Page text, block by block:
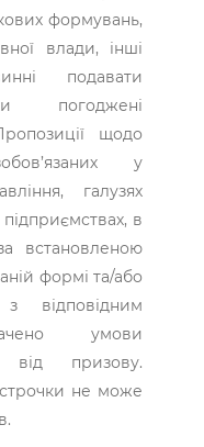
формувань,
влади, інші
подавати
погоджені
щодо
у
галузях
в
встановленою
формі та/або
відповідним
умови
від призову.
не може